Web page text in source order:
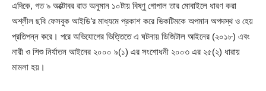
এদিকে, গত ৯ অক্টোবর রাত অনুমান ১০টায় বিষ্ণু গোপাল তার মোবাইলে ধারণ করা
অশ্লীল ছবি ফেসবুক আইডি’র মাধ্যমে প্রকাশ করে ভিকটিমকে অপমান অপদস্থ ও হেয়
প্রতিপন্ন করে। পরে অভিযোগের ভিত্তিতে এ ঘটনায় ডিজিটাল আইনের (২০১৮) এবং
নারী ও শিশু নির্যাতন আইনের ২০০০ ৯(১) এর সংশোধনী ২০০৩ এর ২৫(২) ধারায়
মামলা হয়।